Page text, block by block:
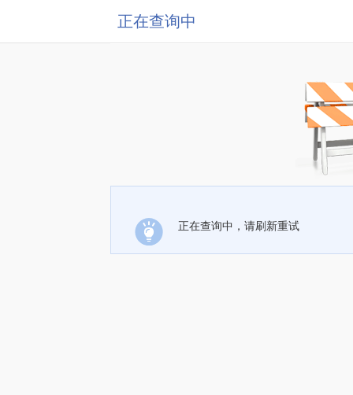
正在查询中
正在查询中，请刷新重试